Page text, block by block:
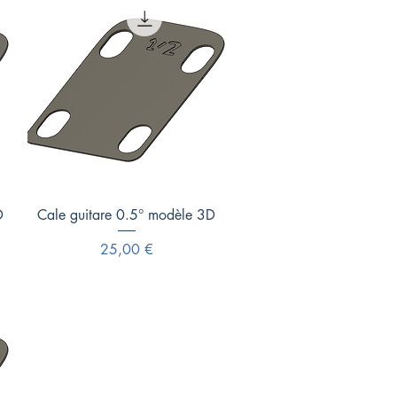
Aperçu rapide
Cale guitare 0.5° modèle 3D
Prix
25,00 €